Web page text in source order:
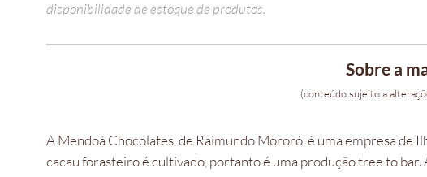
disponibilidade de estoque de produtos.
Sobre a
(conteúdo sujeito a
A Mendoá Chocolates, de Raimundo Mororó, é uma empresa de
cacau forasteiro é cultivado, portanto é uma produção tree to